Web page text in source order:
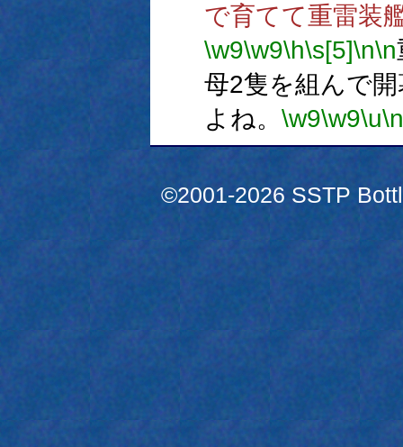
で育てて重雷装
\w9\w9\h\s[5]\n\n
母2隻を組んで
よね。 \w9\w9\u\n
©2001-2026 SSTP